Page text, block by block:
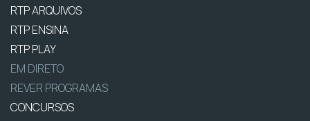
RTP ARQUIVOS
RTP ENSINA
RTP PLAY
EM DIRETO
REVER PROGRAMAS
CONCURSOS